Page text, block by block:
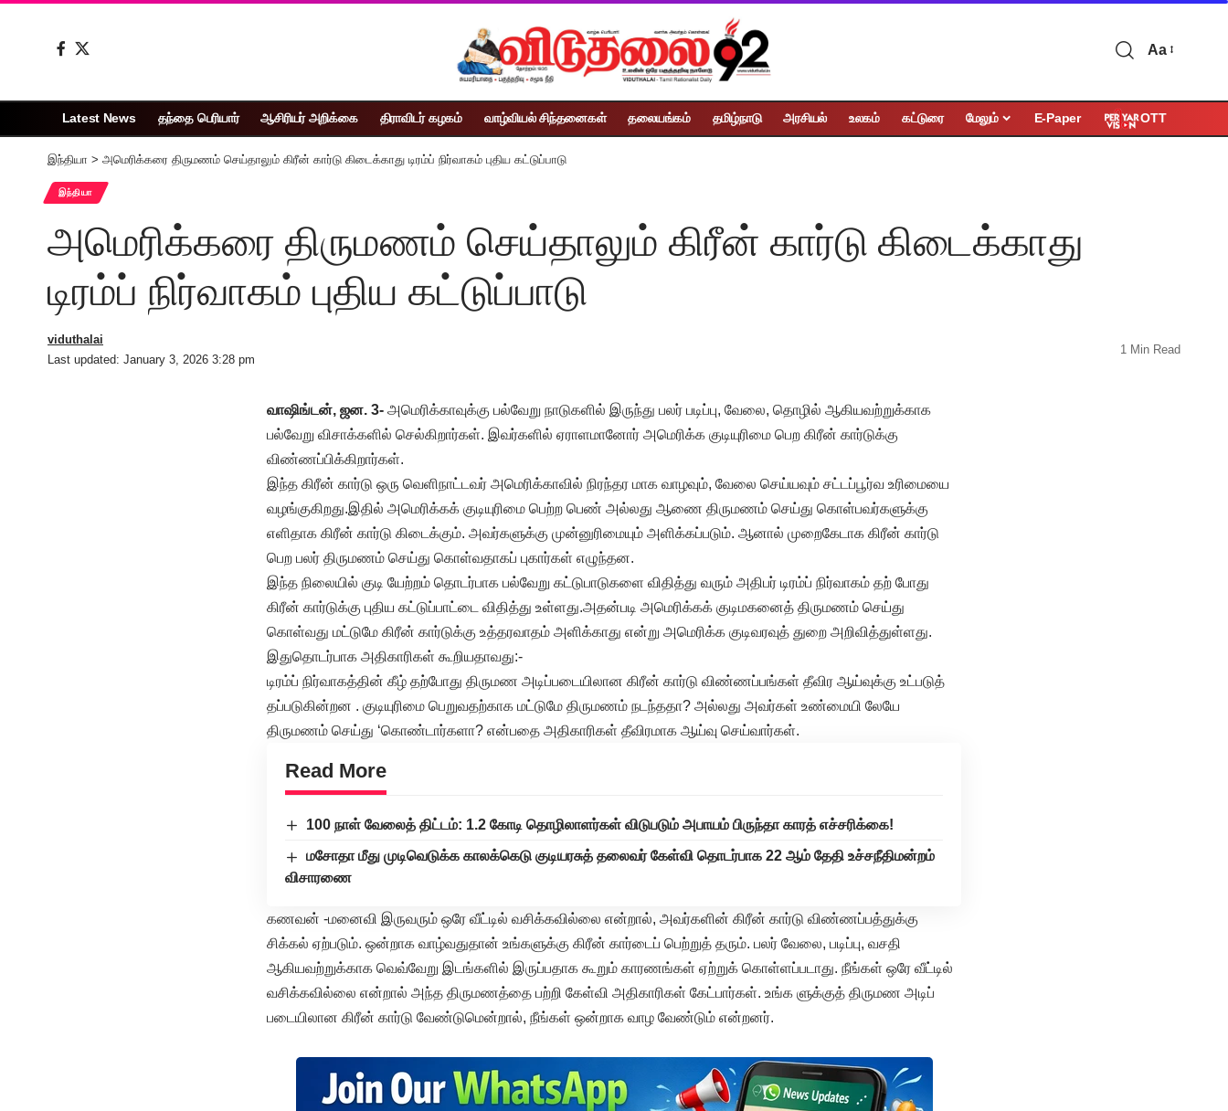
Aa
Latest News தந்தை பெரியார் ஆசிரியர் அறிக்கை திராவிடர் கழகம் வாழ்வியல் சிந்தனைகள் தலையங்கம் தமிழ்நாடு அரசியல் உலகம் கட்டுரை மேலும் E-Paper OTT
இந்தியா > அமெரிக்கரை திருமணம் செய்தாலும் கிரீன் கார்டு கிடைக்காது டிரம்ப் நிர்வாகம் புதிய கட்டுப்பாடு
இந்தியா
அமெரிக்கரை திருமணம் செய்தாலும் கிரீன் கார்டு கிடைக்காது
டிரம்ப் நிர்வாகம் புதிய கட்டுப்பாடு
Last updated: January 3, 2026 3:28 pm
viduthalai
1 Min Read
வாஷிங்டன், ஜன. 3- அமெரிக்காவுக்கு பல்வேறு நாடுகளில் இருந்து பலர் படிப்பு, வேலை, தொழில் ஆகியவற்றுக்காக
பல்வேறு விசாக்களில் செல்கிறார்கள். இவர்களில் ஏராளமானோர் அமெரிக்க குடியுரிமை பெற கிரீன் கார்டுக்கு
விண்ணப்பிக்கிறார்கள்.
இந்த கிரீன் கார்டு ஒரு வெளிநாட்டவர் அமெரிக்காவில் நிரந்தர மாக வாழவும், வேலை செய்யவும் சட்டப்பூர்வ உரிமையை
வழங்குகிறது.இதில் அமெரிக்கக் குடியுரிமை பெற்ற பெண் அல்லது ஆணை திருமணம் செய்து கொள்பவர்களுக்கு
எளிதாக கிரீன் கார்டு கிடைக்கும். அவர்களுக்கு முன்னுரிமையும் அளிக்கப்படும். ஆனால் முறைகேடாக கிரீன் கார்டு
பெற பலர் திருமணம் செய்து கொள்வதாகப் புகார்கள் எழுந்தன.
இந்த நிலையில் குடி யேற்றம் தொடர்பாக பல்வேறு கட்டுபாடுகளை விதித்து வரும் அதிபர் டிரம்ப் நிர்வாகம் தற் போது
கிரீன் கார்டுக்கு புதிய கட்டுப்பாட்டை விதித்து உள்ளது.அதன்படி அமெரிக்கக் குடிமகனைத் திருமணம் செய்து
கொள்வது மட்டுமே கிரீன் கார்டுக்கு உத்தரவாதம் அளிக்காது என்று அமெரிக்க குடிவரவுத் துறை அறிவித்துள்ளது.
இதுதொடர்பாக அதிகாரிகள் கூறியதாவது:-
டிரம்ப் நிர்வாகத்தின் கீழ் தற்போது திருமண அடிப்படையிலான கிரீன் கார்டு விண்ணப்பங்கள் தீவிர ஆய்வுக்கு உட்படுத்
தப்படுகின்றன . குடியுரிமை பெறுவதற்காக மட்டுமே திருமணம் நடந்ததா? அல்லது அவர்கள் உண்மையி லேயே
திருமணம் செய்து ‘கொண்டார்களா? என்பதை அதிகாரிகள் தீவிரமாக ஆய்வு செய்வார்கள்.
Read More
100 நாள் வேலைத் திட்டம்: 1.2 கோடி தொழிலாளர்கள் விடுபடும் அபாயம் பிருந்தா காரத் எச்சரிக்கை!
மசோதா மீது முடிவெடுக்க காலக்கெடு குடியரசுத் தலைவர் கேள்வி தொடர்பாக 22 ஆம் தேதி உச்சநீதிமன்றம்
விசாரணை
கணவன் -மனைவி இருவரும் ஒரே வீட்டில் வசிக்கவில்லை என்றால், அவர்களின் கிரீன் கார்டு விண்ணப்பத்துக்கு
சிக்கல் ஏற்படும். ஒன்றாக வாழ்வதுதான் உங்களுக்கு கிரீன் கார்டைப் பெற்றுத் தரும். பலர் வேலை, படிப்பு, வசதி
ஆகியவற்றுக்காக வெவ்வேறு இடங்களில் இருப்பதாக கூறும் காரணங்கள் ஏற்றுக் கொள்ளப்படாது. நீங்கள் ஒரே வீட்டில்
வசிக்கவில்லை என்றால் அந்த திருமணத்தை பற்றி கேள்வி அதிகாரிகள் கேட்பார்கள். உங்க ளுக்குத் திருமண அடிப்
படையிலான கிரீன் கார்டு வேண்டுமென்றால், நீங்கள் ஒன்றாக வாழ வேண்டும் என்றனர்.